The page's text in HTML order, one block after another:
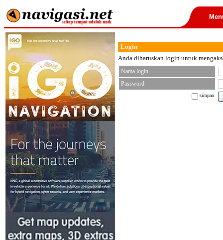
Login
Anda diharuskan login untuk
Nama login
Password
simpan